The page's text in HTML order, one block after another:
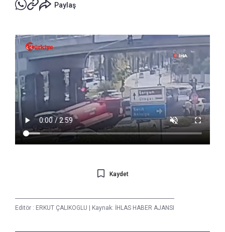
Paylaş
Kaydet
Editör : ERKUT ÇALIKOGLU Kaynak: İHLAS HABER AJANSI